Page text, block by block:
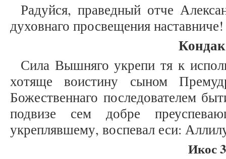
Радуйся, праведный отче
духовнаго просвещения наставниче!
Сила Вышняго укрепи тя к
хотяще воистину сыном
Божественнаго последователем
подвизе сем добре
укреплявшему, воспевал еси:
Икос 3